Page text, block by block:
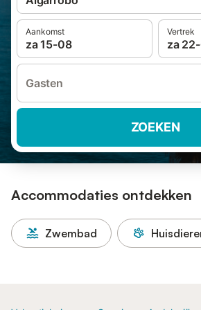
Aankomst
za 15-08
Vertrek
za
Gasten
ZOEKEN
Accommodaties ontdekken
Zwembad